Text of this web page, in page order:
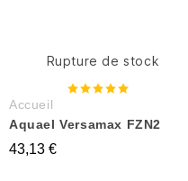
Rupture de stock
Accueil
Aquael Versamax FZN2
43,13 €